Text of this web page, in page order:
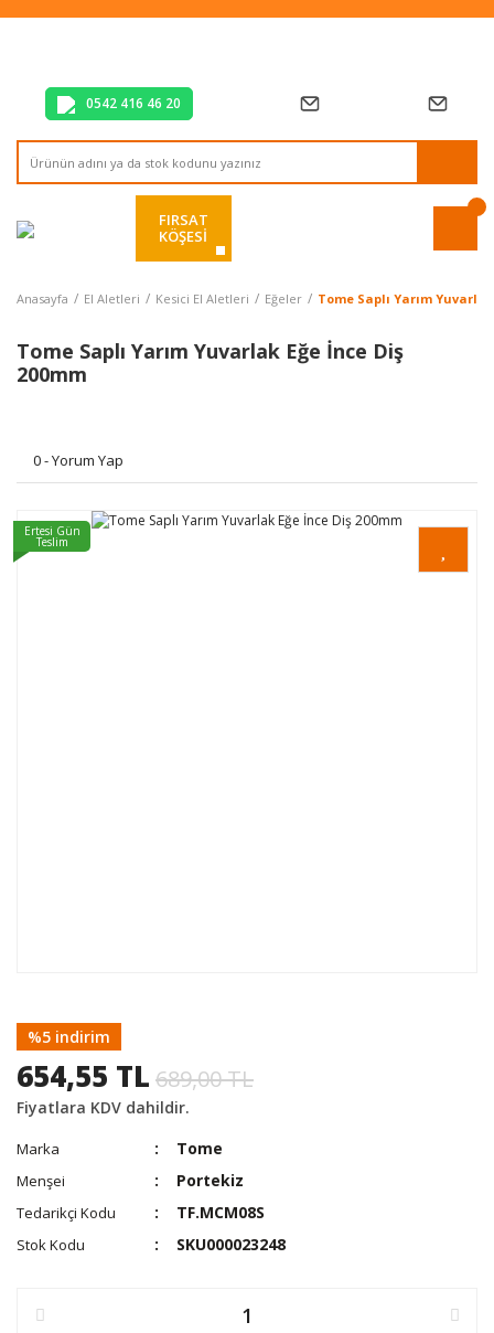
Tüm Alışverişlerde Vade Farksız 2 Taksit!
0542 416 46 20
FIRSAT
KÖŞESİ
Anasayfa El Aletleri Kesici El Aletleri Eğeler Tome Saplı Yarım
Tome Saplı Yarım Yuvarlak Eğe İnce Diş
200mm
0 - Yorum Yap
Ertesi Gün
Teslim
%5 indirim
654,55 TL 689,00 TL
Fiyatlara KDV dahildir.
Marka Tome
Menşei Portekiz
Tedarikçi Kodu TF.MCM08S
Stok Kodu SKU000023248